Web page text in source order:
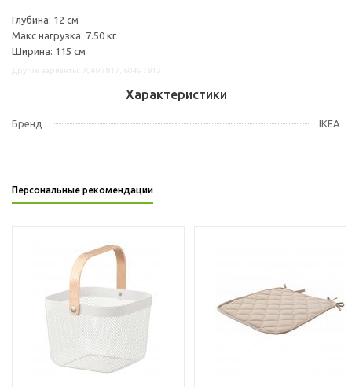
Глубина: 12 см
Макс нагрузка: 7.50 кг
Ширина: 115 см
Характеристики
Бренд IKEA
Персональные рекомендации